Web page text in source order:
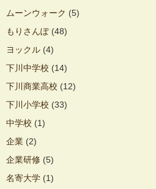
ムーンウォーク (5)
もりさんぽ(48)
ヨックル (4)
下川中学校 (14)
下川商業高校 (12)
下川小学校 (33)
中学校 (1)
企業 (2)
企業研修 (5)
名寄大学 (1)